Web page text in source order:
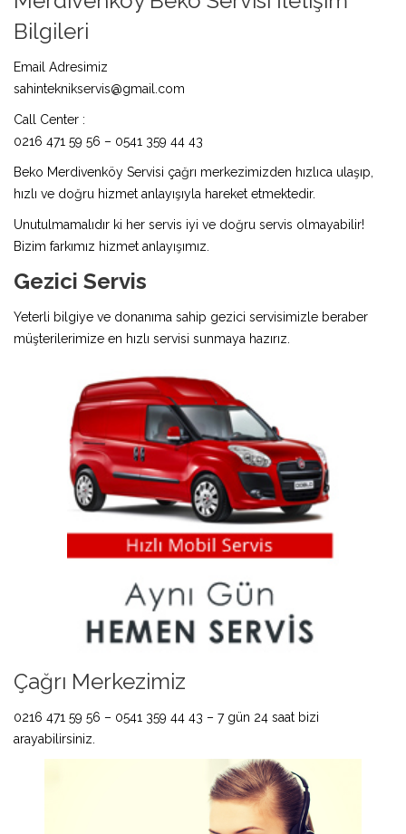
Bilgileri
Email Adresimiz
sahinteknikservis@gmail.com
Call Center :
0216 471 59 56 – 0541 359 44 43
Beko Merdivenköy Servisi çağrı merkezimizden hızlıca ulaşıp,
hızlı ve doğru hizmet anlayışıyla hareket etmektedir.
Unutulmamalıdır ki her servis iyi ve doğru servis olmayabilir!
Bizim farkımız hizmet anlayışımız.
Gezici Servis
Yeterli bilgiye ve donanıma sahip gezici servisimizle beraber
müşterilerimize en hızlı servisi sunmaya hazırız.
Çağrı Merkezimiz
0216 471 59 56 – 0541 359 44 43 – 7 gün 24 saat bizi
arayabilirsiniz.